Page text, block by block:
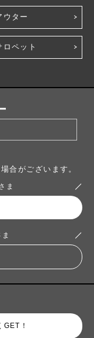
ウター
ロペット
合がございます。
ま
！